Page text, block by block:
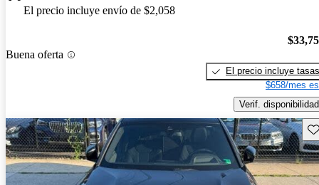
El precio incluye envío de $2,058
Buena oferta
El precio incluye tasas
$658/mes
Verif. disponibilidad